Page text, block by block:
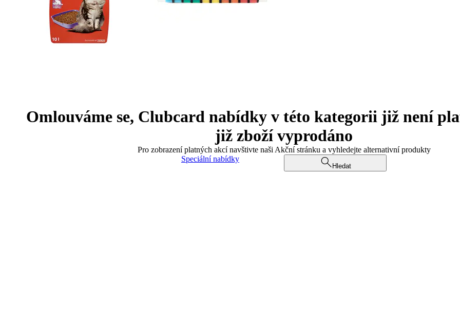
Omlouváme se, Clubcard nabídky v této kategorii již není
již zboží vyprodáno
Pro zobrazení platných akcí navštivte naši Akční stránku a vyhledejte alternativní produkty
Speciální nabídky
Hledat